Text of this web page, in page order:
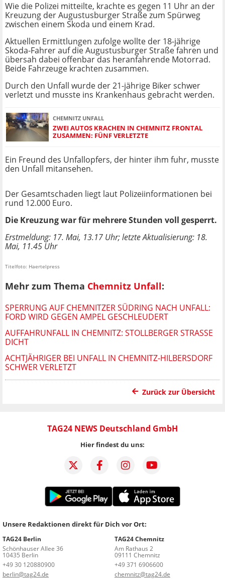
Wie die Polizei mitteilte, krachte es gegen 11 Uhr an der
Kreuzung der Augustusburger Straße zum Spürweg
zwischen einem Skoda und einem Krad.
Aktuellen Ermittlungen zufolge wollte der 18-jährige
Skoda-Fahrer auf die Augustusburger Straße fahren und
übersah dabei offenbar das heranfahrende Motorrad.
Beide Fahrzeuge krachten zusammen.
Durch den Unfall wurde der 21-jährige Biker schwer
verletzt und musste ins Krankenhaus gebracht werden.
CHEMNITZ UNFALL
ZWEI AUTOS KRACHEN IN CHEMNITZ FRONTAL
ZUSAMMEN: FÜNF VERLETZTE
Ein Freund des Unfallopfers, der hinter ihm fuhr, musste
den Unfall mitansehen.
Der Gesamtschaden liegt laut Polizeiinformationen bei
rund 12.000 Euro.
Die Kreuzung war für mehrere Stunden voll gesperrt.
Erstmeldung: 17. Mai, 13.17 Uhr; letzte Aktualisierung: 18.
Mai, 11.45 Uhr
Titelfoto: Haertelpress
Mehr zum Thema Chemnitz Unfall:
SPERRUNG AUF CHEMNITZER SÜDRING NACH UNFALL:
FORD WIRD GEGEN AMPEL GESCHLEUDERT
AUFFAHRUNFALL IN CHEMNITZ: STOLLBERGER STRASSE D
ICHT
ACHTJÄHRIGER BEI UNFALL IN CHEMNITZ-HILBERSDORF
SCHWER VERLETZT
Zurück zur Übersicht
TAG24 NEWS Deutschland GmbH
Hier findest du uns:
Unsere Redaktionen direkt für Dich vor Ort:
TAG24 Berlin
Schönhauser Allee 36
10435 Berlin
+49 30 120880900
berlin@tag24.de
TAG24 Chemnitz
Am Rathaus 2
09111 Chemnitz
+49 371 6906600
chemnitz@tag24.de